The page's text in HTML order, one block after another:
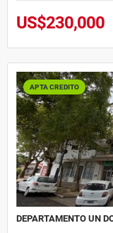
US$230,000
APTA CREDITO
DEPARTAMENTO UN